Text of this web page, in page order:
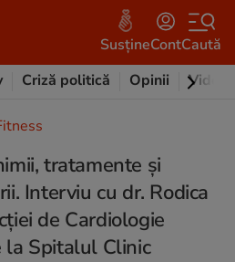
SusțineContCaută
Criză politică Opinii Video
tratamente și
Interviu cu dr. Rodica
de Cardiologie
la Spitalul Clinic